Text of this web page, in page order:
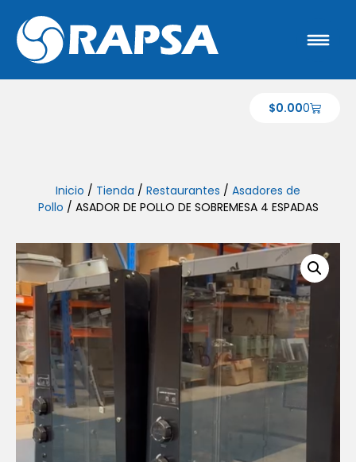
$0.000
Inicio / Tienda / Restaurantes / Asadores de
Pollo / ASADOR DE POLLO DE SOBREMESA 4 ESPADAS